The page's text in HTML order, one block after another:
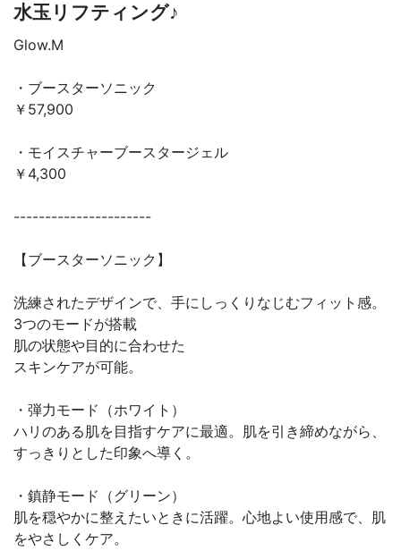
水玉リフティング♪
Glow.M
・ブースターソニック
￥57,900
・モイスチャーブースタージェル
￥4,300
----------------------
【ブースターソニック】
洗練されたデザインで、手にしっくりなじむフィット感。
3つのモードが搭載
肌の状態や目的に合わせた
スキンケアが可能。
・弾力モード（ホワイト）
ハリのある肌を目指すケアに最適。肌を引き締めながら、
すっきりとした印象へ導く。
・鎮静モード（グリーン）
肌を穏やかに整えたいときに活躍。心地よい使用感で、肌
をやさしくケア。